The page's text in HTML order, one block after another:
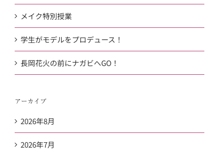
メイク特別授業
学生がモデルをプロデュース！
長岡花火の前にナガビへGO！
アーカイブ
2026年8月
2026年7月